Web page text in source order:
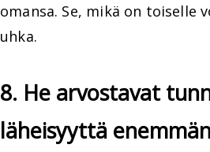
omansa. Se, mikä on toiselle
uhka.
8. He arvostavat
läheisyyttä